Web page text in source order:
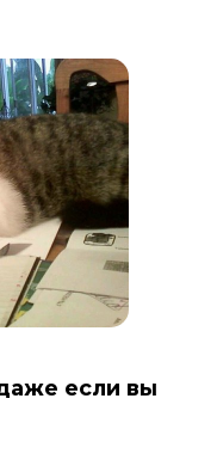
если вы